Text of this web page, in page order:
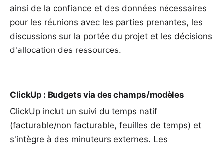
ainsi de la confiance et des données nécessaires
pour les réunions avec les parties prenantes, les
discussions sur la portée du projet et les décisions
d'allocation des ressources.
ClickUp : Budgets via des champs/modèles
ClickUp inclut un suivi du temps natif
(facturable/non facturable, feuilles de temps) et
s'intègre à des minuteurs externes. Les